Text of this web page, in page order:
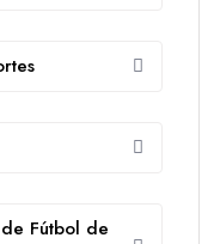
Fútbol de